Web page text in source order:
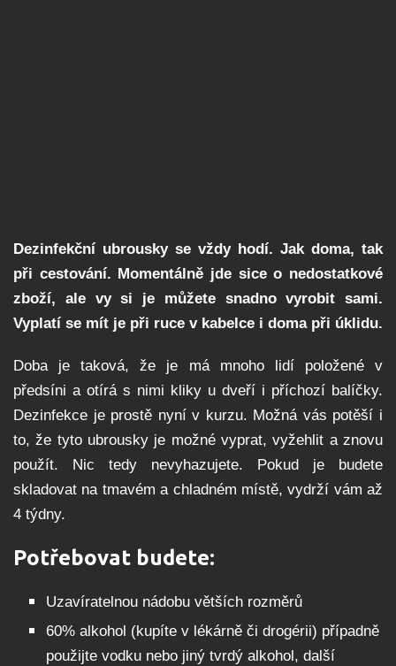
Dezinfekční ubrousky se vždy hodí. Jak doma, tak
při cestování. Momentálně jde sice o nedostatkové
zboží, ale vy si je můžete snadno vyrobit sami.
Vyplatí se mít je při ruce v kabelce i doma při úklidu.
Doba je taková, že je má mnoho lidí položené v
předsíni a otírá s nimi kliky u dveří i příchozí balíčky.
Dezinfekce je prostě nyní v kurzu. Možná vás potěší i
to, že tyto ubrousky je možné vyprat, vyžehlit a znovu
použít. Nic tedy nevyhazujete. Pokud je budete
skladovat na tmavém a chladném místě, vydrží vám až
4 týdny.
Potřebovat budete:
Uzavíratelnou nádobu větších rozměrů
60% alkohol (kupíte v lékárně či drogérii) případně
použijte vodku nebo jiný tvrdý alkohol, další